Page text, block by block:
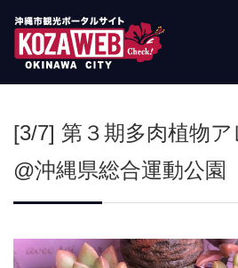
沖縄市観光ポータルコ
縄市コザの表も裏も楽
[3/7] 第３期多肉植物
@沖縄県総合運動公園